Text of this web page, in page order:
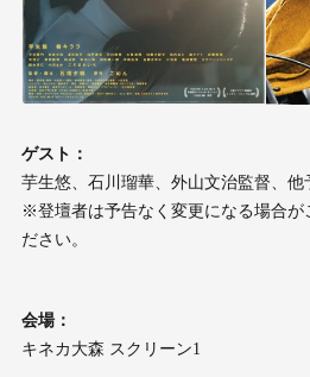
ゲスト：
芋⽣悠、⽯川瑠華、外⼭⽂治監督、他
※登壇者は予告なく変更になる場合が
ださい。
会場：
キネカ⼤森 スクリーン1